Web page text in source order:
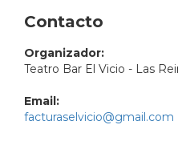
Contacto
Organizador:
Teatro Bar El Vicio - Las
Email:
facturaselvicio@gmail.com